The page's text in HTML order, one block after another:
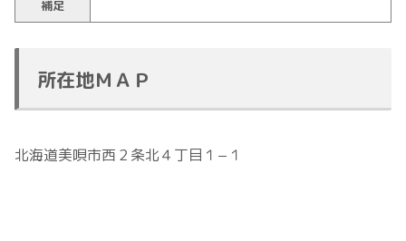
補足
所在地ＭＡＰ
北海道美唄市西２条北４丁目１−１